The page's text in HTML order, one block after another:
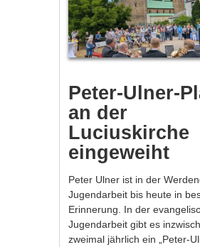
Peter-Ulner-
an der
Luciuskirche
eingeweiht
Peter Ulner ist in der
Jugendarbeit bis heute in
Erinnerung. In der
Jugendarbeit gibt es
zweimal jährlich ein „Peter-